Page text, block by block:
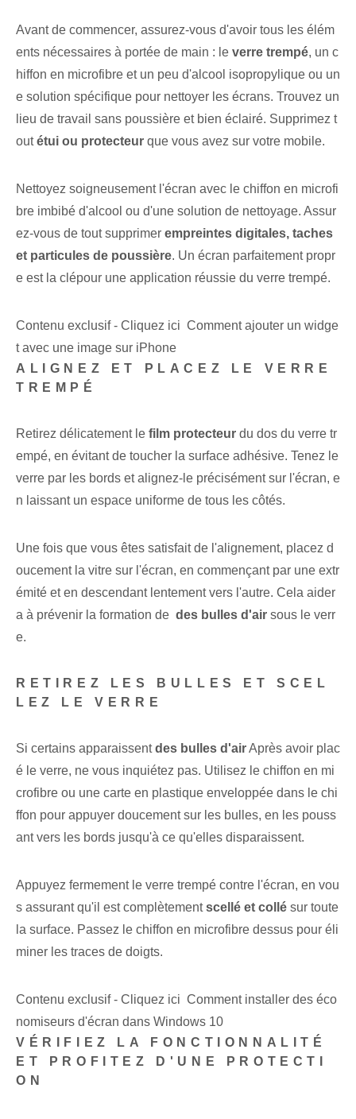
Avant de commencer, assurez-vous d'avoir tous les élém
ents nécessaires à portée de main : le verre trempé, un c
hiffon en microfibre et un peu d'alcool isopropylique ou un
e solution spécifique pour nettoyer les écrans. ‌Trouvez un
lieu de travail sans poussière et bien éclairé. Supprimez t
outétui ou protecteur que vous avez sur votre mobile.
Nettoyez soigneusement l'écran avec le chiffon en microfi
bre imbibé d'alcool ou d'une solution de nettoyage. Assur
ez-vous de tout supprimer empreintes digitales, taches
et particules de poussière. Un écran parfaitement propr
e ‌est la clé‍pour une application réussie du verre trempé.
Contenu exclusif - Cliquez ici Comment ajouter un widge
t avec une image sur iPhone
ALIGNEZ ET PLACEZ LE VERRE
TREMPÉ
Retirez délicatement le film protecteur du dos du verre tr
empé, en évitant de toucher la surface adhésive. Tenez le
verre par les bords et alignez-le précisément sur l'écran, e
n laissant un espace uniforme de tous les côtés.
Une fois que vous êtes satisfait de l'alignement, placez d
oucement la vitre sur l'écran, en commençant par une extr
émité et en descendant lentement vers l'autre. Cela aider
a à prévenir la formation de ⁢ des bulles d'air sous le verr
e.
RETIREZ LES BULLES ET SCEL
LEZ LE VERRE
Si certains apparaissentdes bulles d'airAprès avoir plac
é le verre, ne vous inquiétez pas. Utilisez le chiffon en mi
crofibre⁤ ou une carte en plastique enveloppée dans le chi
ffon⁤ pour appuyer doucement sur les bulles, en les pouss
ant vers les bords⁣ jusqu'à ce qu'elles disparaissent.
Appuyez fermement le verre trempé contre l'écran, en vou
s assurant qu'il est complètementscellé et collé sur⁢ toute
la surface. Passez le chiffon en microfibre dessus pour éli
miner les traces de doigts.
Contenu exclusif - Cliquez ici Comment installer des éco
nomiseurs d'écran dans Windows 10
VÉRIFIEZ LA FONCTIONNALITÉ
ET PROFITEZ D'UNE PROTECTI
ON